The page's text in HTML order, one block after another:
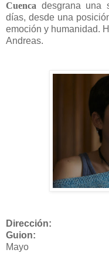
Cuenca desgrana una
días, desde una
emoción y humanidad.
Andreas.
Dirección:
Guion:
Mayo